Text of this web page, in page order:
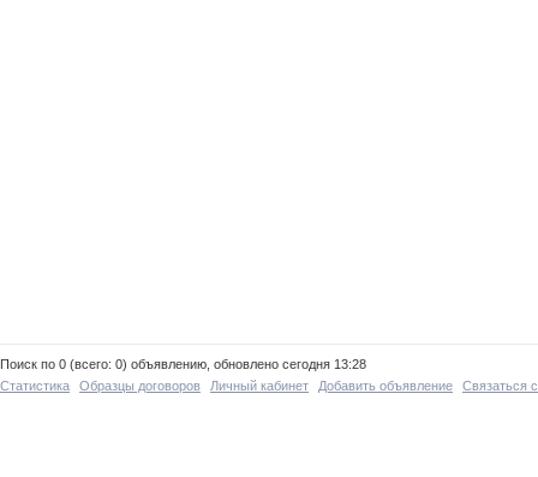
Поиск по 0 (всего: 0) объявлению, обновлено сегодня 13:28
Статистика
Образцы договоров Личный кабинет Добавить объявление Связаться